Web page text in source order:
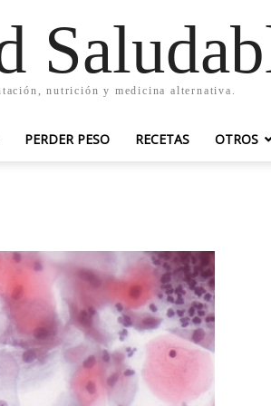
nutrición y medicina alternativa.
PERDER PESO RECETAS OTROS